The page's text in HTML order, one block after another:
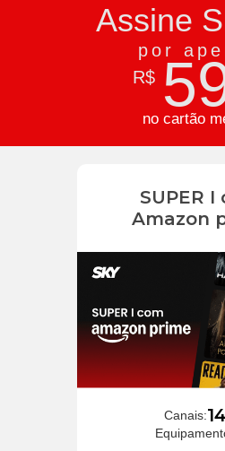
Assine
por
R$
no cartão
SUPER I
Amazon
Canais: